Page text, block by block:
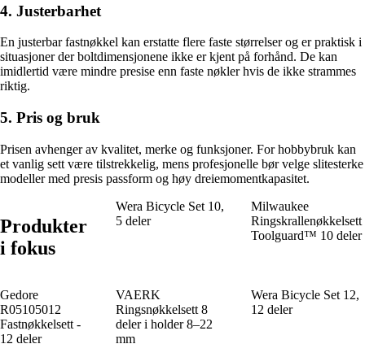
4. Justerbarhet
En justerbar fastnøkkel kan erstatte flere faste størrelser og er praktisk i
situasjoner der boltdimensjonene ikke er kjent på forhånd. De kan
imidlertid være mindre presise enn faste nøkler hvis de ikke strammes
riktig.
5. Pris og bruk
Prisen avhenger av kvalitet, merke og funksjoner. For hobbybruk kan
et vanlig sett være tilstrekkelig, mens profesjonelle bør velge slitesterke
modeller med presis passform og høy dreiemomentkapasitet.
Produkter
i fokus
Wera Bicycle Set 10,
5 deler
Milwaukee
Ringskrallenøkkelsett
Toolguard™ 10 deler
Gedore
R05105012
Fastnøkkelsett -
12 deler
VAERK
Ringsnøkkelsett 8
deler i holder 8–22
mm
Wera Bicycle Set 12,
12 deler